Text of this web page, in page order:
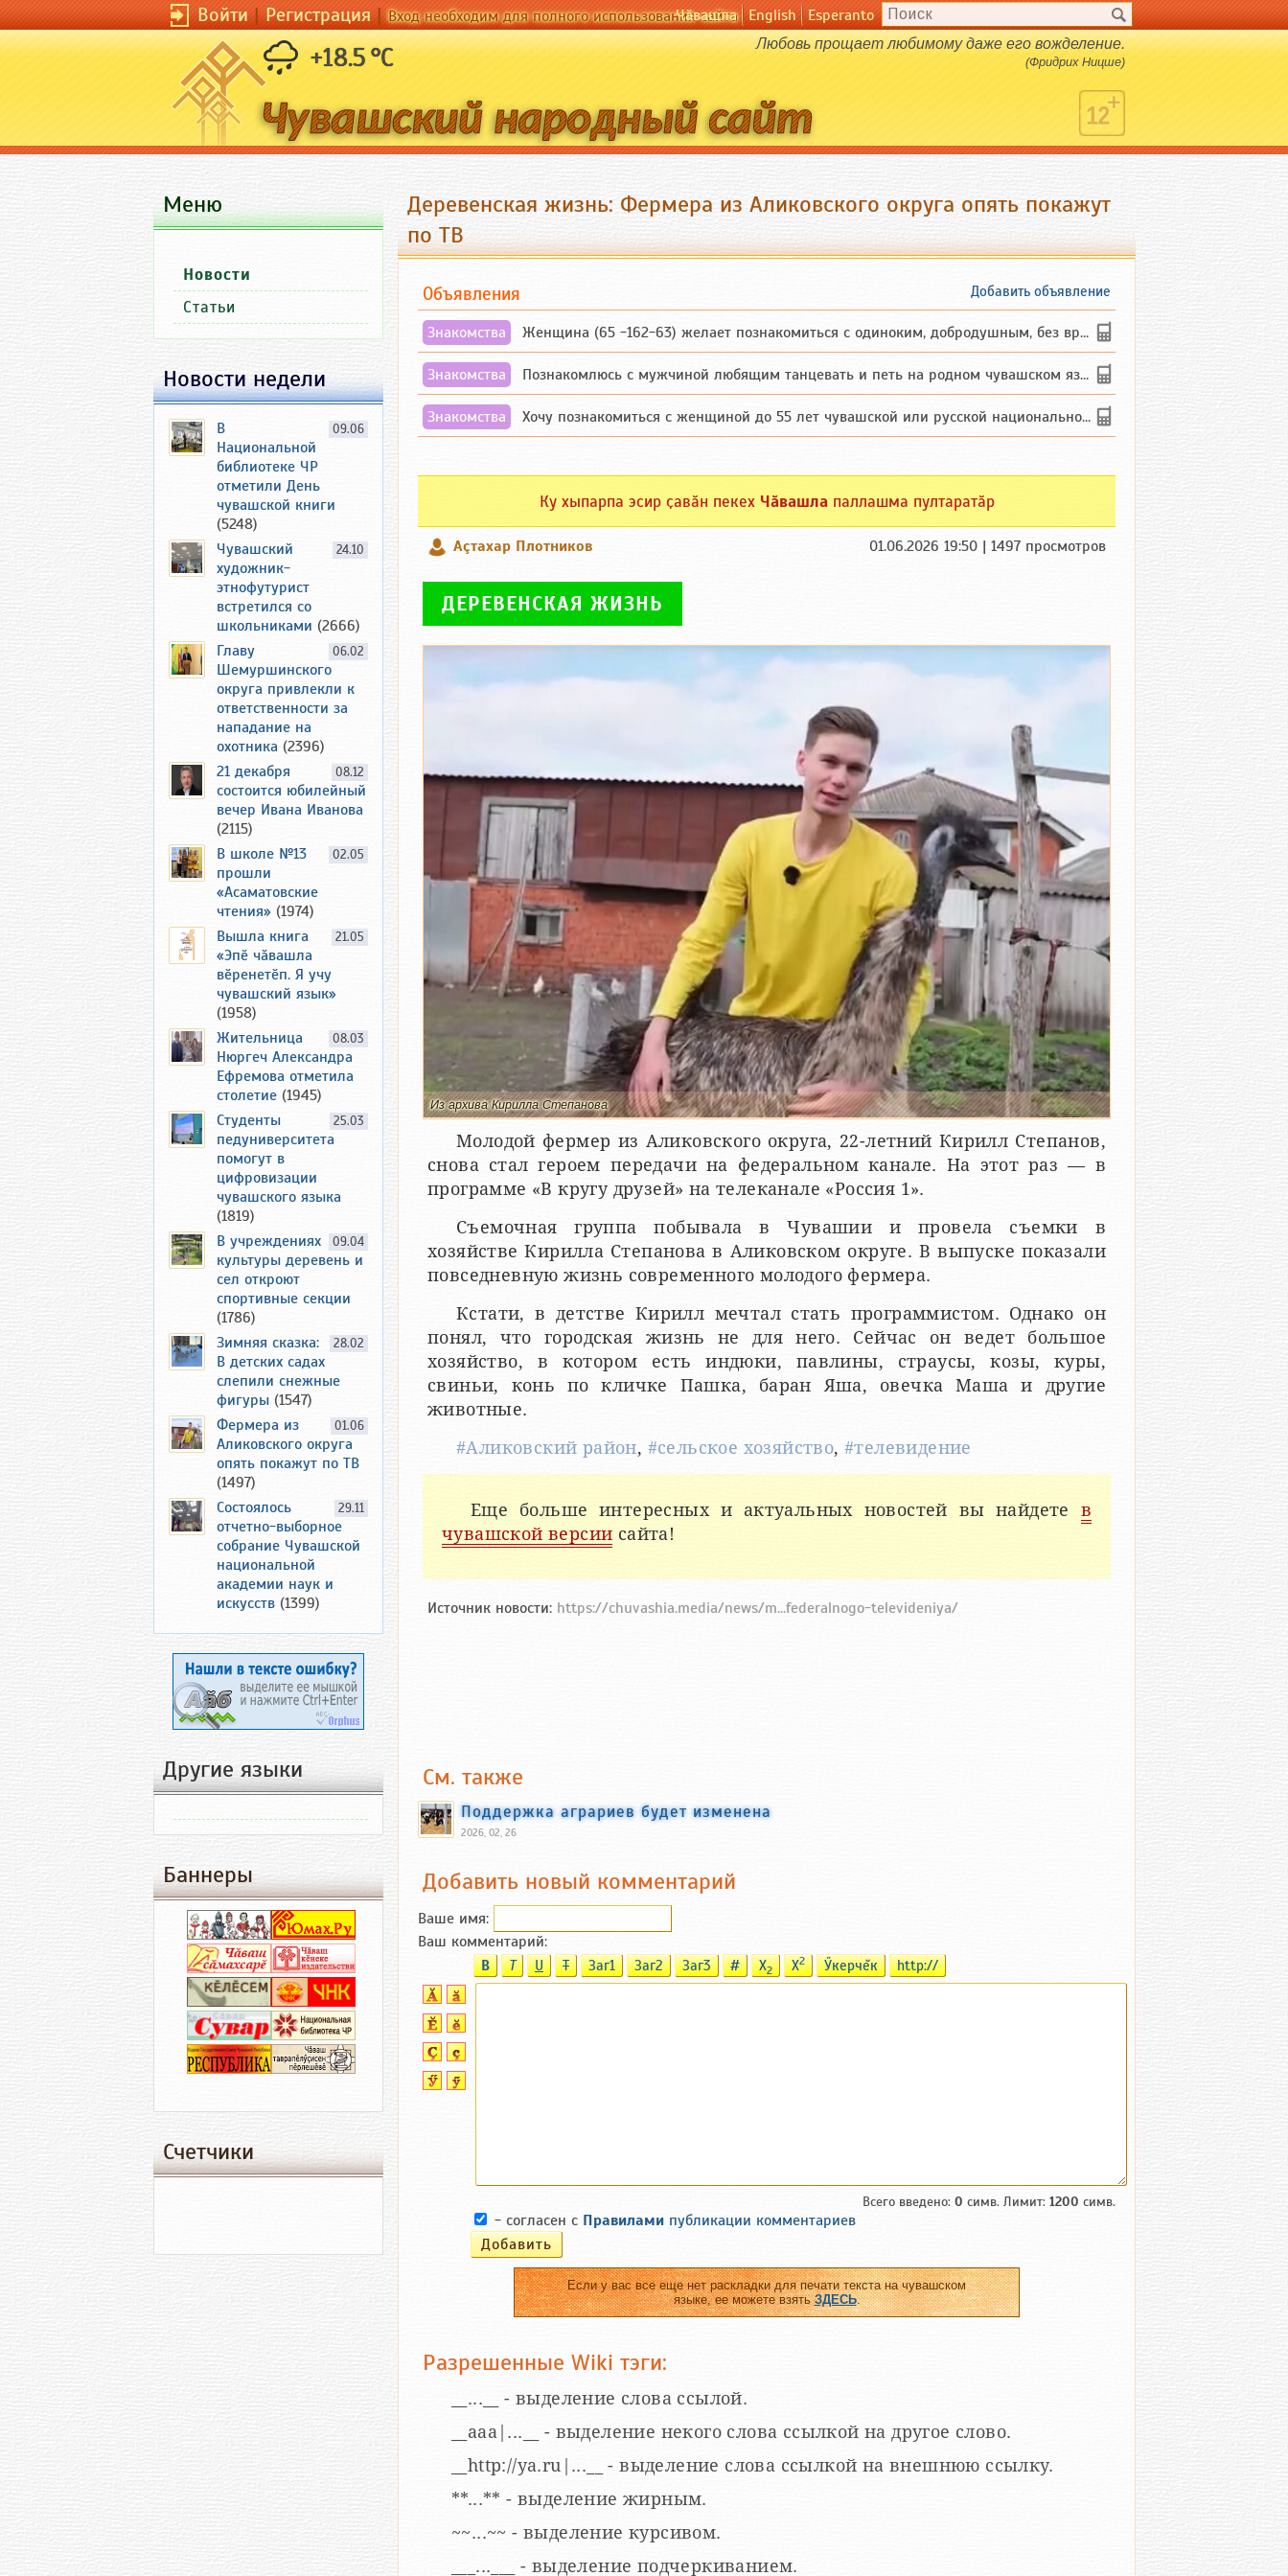
Войти|Регистрация|Вход необходим для полного использования сайта
Чӑвашла English Esperanto
+18.5 °C Любовь прощает любимому даже его вожделение.
(Фридрих Ницше)
Деревенская жизнь: Фермера из Аликовского округа опять покажут
по ТВ
Добавить объявление
Объявления
Знакомства Женщина (65 -162-63) желает познакомиться с одиноким, добродушным, без вредных ...
Знакомства Познакомлюсь с мужчиной любящим танцевать и петь на родном чувашском языке
Знакомства Хочу познакомиться с женщиной до 55 лет чувашской или русской национальности дл...
Ку хыпарпа эсир ҫавӑн пекех Чӑвашла паллашма пултаратӑр
Аçтахар Плотников 01.06.2026 19:50 | 1497 просмотров
ДЕРЕВЕНСКАЯ ЖИЗНЬ
Из архива Кирилла Степанова
Молодой фермер из Аликовского округа, 22-летний Кирилл Степанов,
снова стал героем передачи на федеральном канале. На этот раз — в
программе «В кругу друзей» на телеканале «Россия 1».
Съемочная группа побывала в Чувашии и провела съемки в
хозяйстве Кирилла Степанова в Аликовском округе. В выпуске показали
повседневную жизнь современного молодого фермера.
Кстати, в детстве Кирилл мечтал стать программистом. Однако он
понял, что городская жизнь не для него. Сейчас он ведет большое
хозяйство, в котором есть индюки, павлины, страусы, козы, куры,
свиньи, конь по кличке Пашка, баран Яша, овечка Маша и другие
животные.
#Аликовский район, #сельское хозяйство,#телевидение
Еще больше интересных и актуальных новостей вы найдете в
чувашской версии сайта!
Источник новости: https://chuvashia.media/news/m...federalnogo-televideniya/
См. также
Поддержка аграриев будет изменена
2026, 02, 26
Добавить новый комментарий
Ваше имя:
Ваш комментарий:
B T U T Заг1 Заг2 Заг3 # X2 X2 Ӳкерчĕк http://
Всего введено: 0 симв. Лимит: 1200 симв.
- согласен с Правилами публикации комментариев
Если у вас все еще нет раскладки для печати текста на чувашском
языке, ее можете взятьЗДЕСЬ.
Разрешенные Wiki тэги:
__...__ - выделение слова ссылой.
__aaa|...__ - выделение некого слова ссылкой на другое слово.
__http://ya.ru|...__ - выделение слова ссылкой на внешнюю ссылку.
**...** - выделение жирным.
~~...~~ - выделение курсивом.
___...___ - выделение подчеркиванием.
Меню
Новости
Статьи
Новости недели
09.06
В
Национальной
библиотеке ЧР
отметили День
чувашской книги
(5248)
24.10
Чувашский
художник-
этнофутурист
встретился со
школьниками (2666)
06.02
Главу
Шемуршинского
округа привлекли к
ответственности за
нападание на
охотника (2396)
08.12
21 декабря
состоится юбилейный
вечер Ивана Иванова
(2115)
02.05
В школе №13
прошли
«Асаматовские
чтения» (1974)
21.05
Вышла книга
«Эпӗ чӑвашла
вӗренетӗп. Я учу
чувашский язык»
(1958)
08.03
Жительница
Нюргеч Александра
Ефремова отметила
столетие (1945)
25.03
Студенты
педуниверситета
помогут в
цифровизации
чувашского языка
(1819)
09.04
В учреждениях
культуры деревень и
сел откроют
спортивные секции
(1786)
28.02
Зимняя сказка:
В детских садах
слепили снежные
фигуры (1547)
01.06
Фермера из
Аликовского округа
опять покажут по ТВ
(1497)
29.11
Состоялось
отчетно-выборное
собрание Чувашской
национальной
академии наук и
искусств (1399)
Другие языки
Баннеры
Счетчики